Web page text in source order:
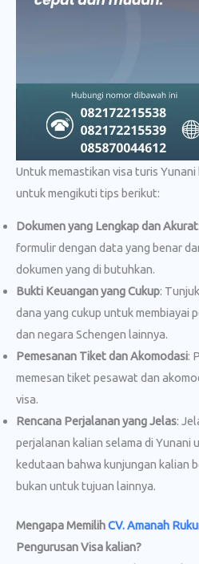
Untuk memastikan visa turis
untuk mengikuti tips berikut:
Dokumen yang Lengkap dan Akurat
formulir dengan data yang benar
dokumen yang di butuhkan.
Bukti Keuangan yang Cukup:
dana yang cukup untuk membiayai
dan negara Schengen lainnya.
Pemesanan Tiket dan Akomodasi:
memesan tiket pesawat dan
visa.
Rencana Perjalanan yang Jelas:
perjalanan kalian selama di Yunani
kedutaan bahwa kunjungan kalian
bukan untuk tujuan lainnya.
Mengapa MemilihCV. Amanah
Pengurusan Visa kalian?